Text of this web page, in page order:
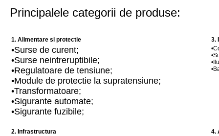
Principalele categorii de produse:
1. Alimentare si protectie 3.
•Surse de curent;
•Surse neintreruptibile;
•Regulatoare de tensiune;
•Module de protectie la supratensiune;
•Transformatoare;
•Sigurante automate;
•Sigurante fuzibile;
2. Infrastructura 4.